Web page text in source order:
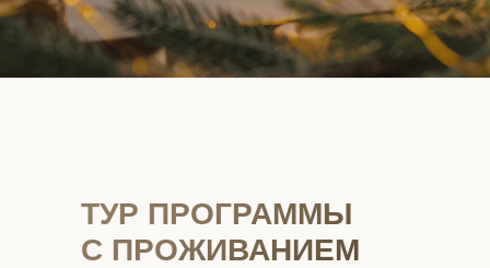
ТУР ПРОГРАММЫ
С ПРОЖИВАНИЕМ